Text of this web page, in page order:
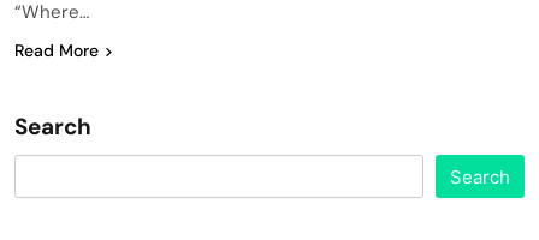
“Where…
Read More
Search
Search